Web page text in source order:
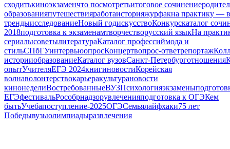
сходитькиноэкзаменчто посмотретьитоговое сочинение
образованияпутешествияработаисторияжурфакна практику —
трендыисследованиеНовый годискусствоКонкурскаталог
2018подготовка к экзаменамтворчестворусский языкНа
сериалысоветылитератураКаталог профессиймода и
стильСПбГУинтервьюопросКонцертвопрос-ответрепортаж
историиобразованиеКаталог вузовСанкт-Петербурготношения
опытУчителяЕГЭ 2024книгиновостиКорейская
волнаволонтерствокарьеракультурановости
кинонеделиВостребованныеВУЗПсихологияэкзамены
ЕГЭфестивальРособрнадзорувлеченияподготовка к ОГЭКем
бытьУчебапоступление-2025ОГЭСемьялайфхаки75 лет
Победывузыолимпиадыразвлечения